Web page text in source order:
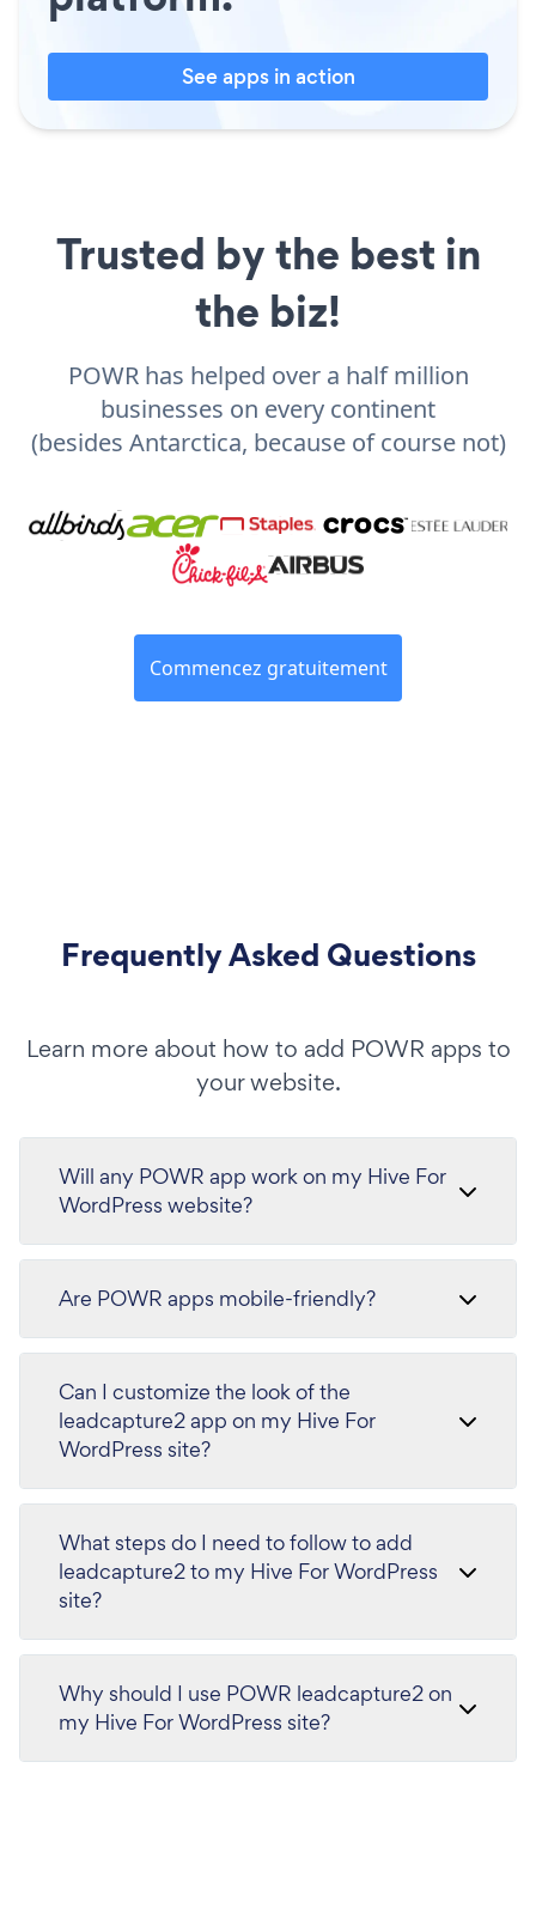
See apps in action
Trusted by the best in
the biz!
POWR has helped over a half million
businesses on every continent
(besides Antarctica, because of course not)
Commencez gratuitement
Frequently Asked Questions
Learn more about how to add POWR apps to
your website.
Will any POWR app work on my Hive For
WordPress website?
Are POWR apps mobile-friendly?
Can I customize the look of the
leadcapture2 app on my Hive For
WordPress site?
What steps do I need to follow to add
leadcapture2 to my Hive For WordPress
site?
Why should I use POWR leadcapture2 on
my Hive For WordPress site?